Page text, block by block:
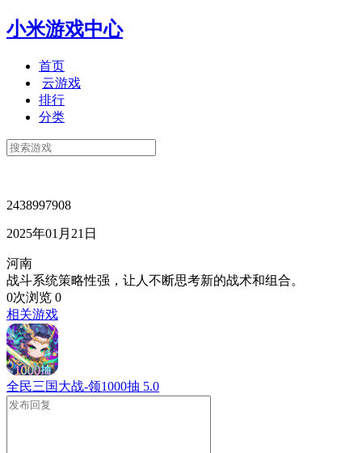
小米游戏中心
首页
云游戏
排行
分类
2438997908
2025年01月21日
河南
战斗系统策略性强，让人不断思考新的战术和组合。
0次浏览 0
相关游戏
全民三国大战-领1000抽 5.0